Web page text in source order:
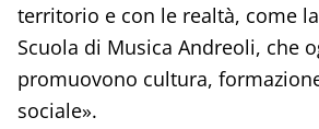
territorio e con le realtà, come
Scuola di Musica Andreoli, che
promuovono cultura,
sociale».